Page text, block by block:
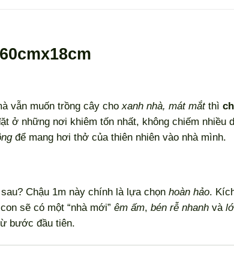
vẫn muốn trồng cây cho xanh nhà, mát mắtthì
ở những nơi khiêm tốn nhất, không chiếm nhiều
để mang hơi thở của thiên nhiên vào nhà mình.
Chậu 1m này chính là lựa chọn hoàn hảo.
sẽ có một “nhà mới” êm ấm, bén rễ nhanh và
bước đầu tiên.